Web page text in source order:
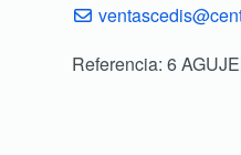
Referencia: 6